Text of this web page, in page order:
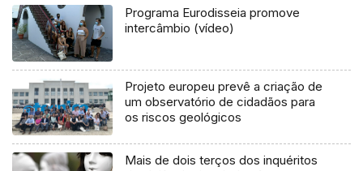
Programa Eurodisseia promove
intercâmbio (vídeo)
Projeto europeu prevê a criação de
um observatório de cidadãos para
os riscos geológicos
Mais de dois terços dos inquéritos